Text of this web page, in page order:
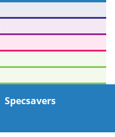
Specsavers